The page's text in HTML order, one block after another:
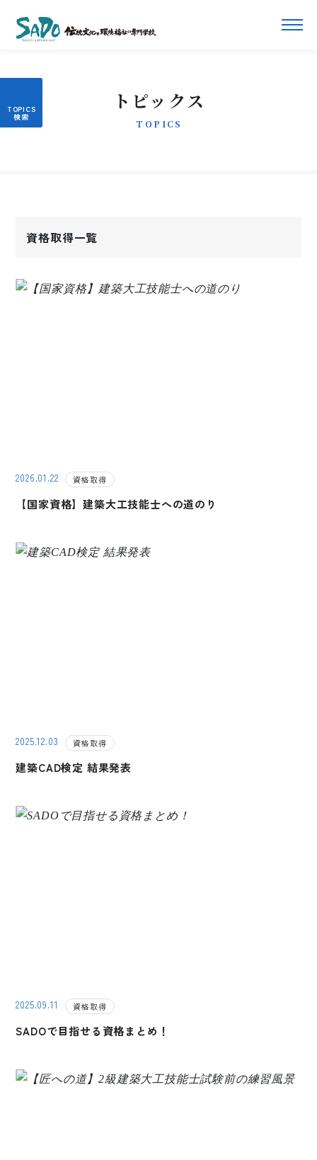
トピックス
TOPICS
資格取得一覧
2026.01.22 資格取得
【国家資格】建築大工技能士への道のり
2025.12.03 資格取得
建築CAD検定 結果発表
2025.09.11 資格取得
SADOで目指せる資格まとめ！